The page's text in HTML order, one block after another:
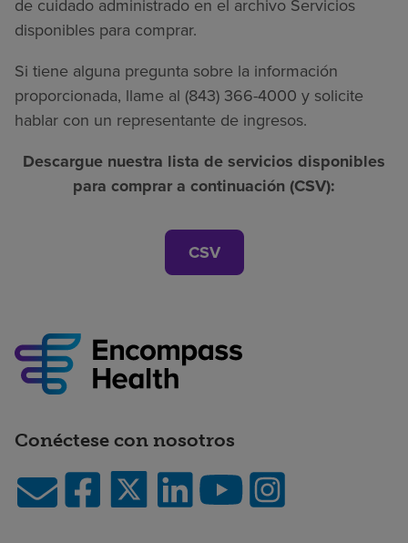
de cuidado administrado en el archivo Servicios
disponibles para comprar.
Si tiene alguna pregunta sobre la información
proporcionada, llame al (843) 366-4000 y solicite
hablar con un representante de ingresos.
Descargue nuestra lista de servicios disponibles
para comprar a continuación (CSV):
CSV
Conéctese con nosotros